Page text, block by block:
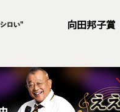
向田邦子賞